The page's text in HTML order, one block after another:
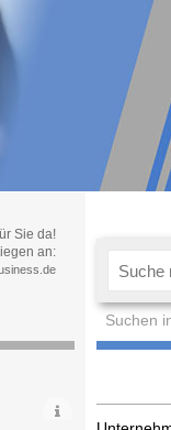
Sie da!
an:
Suchen